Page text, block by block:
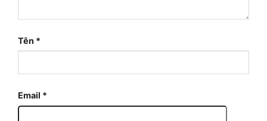
Tên *
Email *